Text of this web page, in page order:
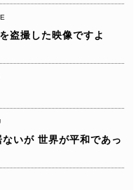
盗撮した映像ですよ
ないが 世界が平和であっ